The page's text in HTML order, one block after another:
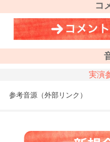
コ
実演
参考音源（外部リンク）